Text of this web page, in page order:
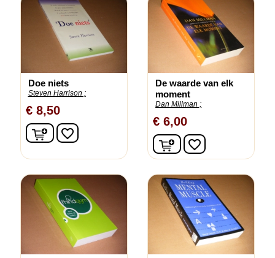
Doe niets
Steven Harrison ;
€ 8,50
In winkelwagen
favorite_border
De waarde van elk
moment
Dan Millman ;
€ 6,00
In winkelwagen
favorite_border